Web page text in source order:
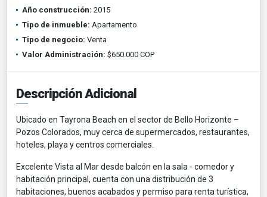
Año construcción: 2015
Tipo de inmueble: Apartamento
Tipo de negocio: Venta
Valor Administración: $650.000 COP
Descripción Adicional
Ubicado en Tayrona Beach en el sector de Bello Horizonte –
Pozos Colorados, muy cerca de supermercados, restaurantes,
hoteles, playa y centros comerciales.
Excelente Vista al Mar desde balcón en la sala - comedor y
habitación principal, cuenta con una distribución de 3
habitaciones, buenos acabados y permiso para renta turística,